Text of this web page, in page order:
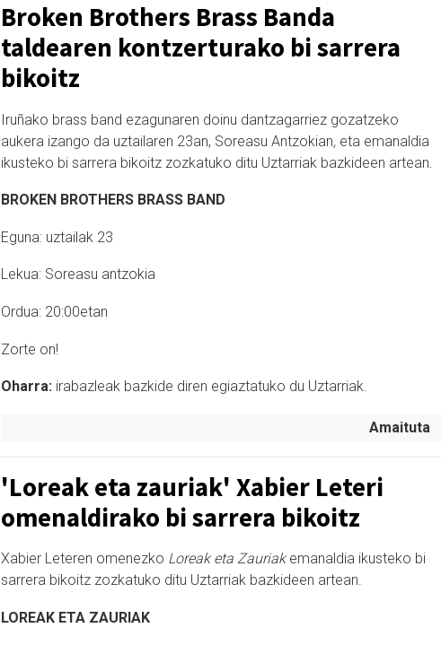
Broken Brothers Brass Banda
taldearen kontzerturako bi sarrera
bikoitz
Iruñako brass band ezagunaren doinu dantzagarriez gozatzeko
aukera izango da uztailaren 23an, Soreasu Antzokian, eta emanaldia
ikusteko bi sarrera bikoitz zozkatuko ditu Uztarriak bazkideen artean.
BROKEN BROTHERS BRASS BAND
Eguna: uztailak 23
Lekua: Soreasu antzokia
Ordua: 20:00etan
Zorte on!
Oharra: irabazleak bazkide diren egiaztatuko du Uztarriak.
Amaituta
'Loreak eta zauriak' Xabier Leteri
omenaldirako bi sarrera bikoitz
Xabier Leteren omenezko Loreak eta Zauriakemanaldia ikusteko bi
sarrera bikoitz zozkatuko ditu Uztarriak bazkideen artean.
LOREAK ETA ZAURIAK